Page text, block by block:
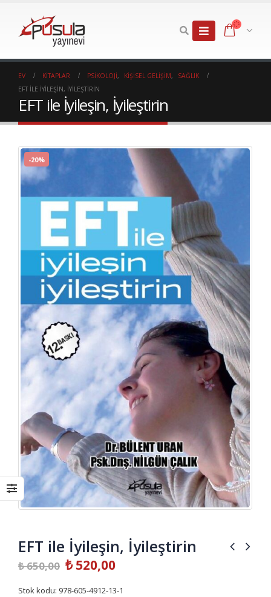
EV KITAPLAR PSIKOLOJI, KIŞISEL GELIŞIM,
SAĞLIK
EFT ILE İYILEŞIN, İYILEŞTIRIN
EFT ile İyileşin, İyileştirin
-20%
EFT ile İyileşin, İyileştirin
₺650,00 ₺520,00
Stok kodu: 978-605-4912-13-1